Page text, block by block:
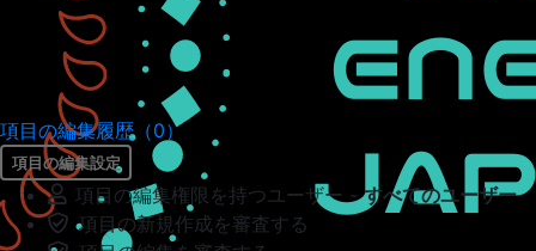
項目の編集履歴（0）
項目の編集設定
項目の編集権限を持つユーザー -すべてのユーザー
項目の新規作成を審査する